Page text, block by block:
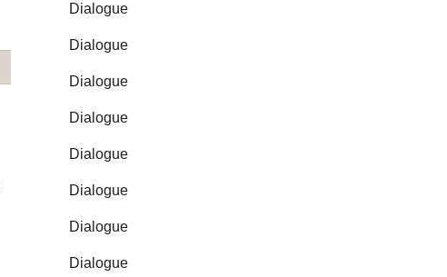
Dialogue
Dialogue
Dialogue
Dialogue
Dialogue
Dialogue
Dialogue
Dialogue